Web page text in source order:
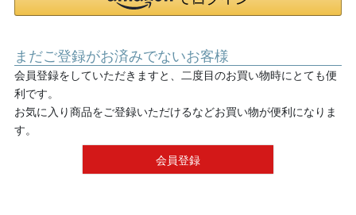
まだご登録がお済みでないお客様
会員登録をしていただきますと、二度目のお買い物時にとても便
利です。
お気に入り商品をご登録いただけるなどお買い物が便利になりま
す。
会員登録